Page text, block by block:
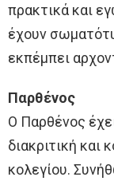
πρακτικά και
έχουν
εκπέμπει
Παρθένος
Ο Παρθένος
διακριτική και
κολεγίου.